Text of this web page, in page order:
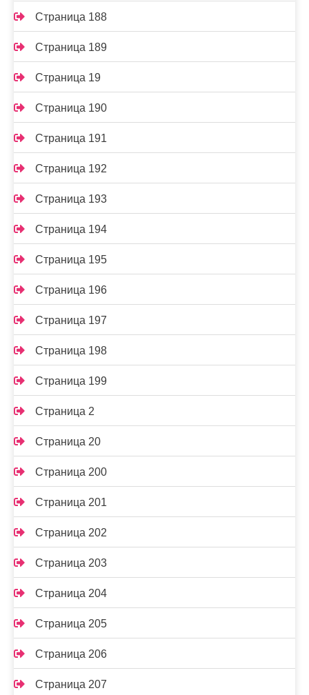
Страница 188
Страница 189
Страница 19
Страница 190
Страница 191
Страница 192
Страница 193
Страница 194
Страница 195
Страница 196
Страница 197
Страница 198
Страница 199
Страница 2
Страница 20
Страница 200
Страница 201
Страница 202
Страница 203
Страница 204
Страница 205
Страница 206
Страница 207